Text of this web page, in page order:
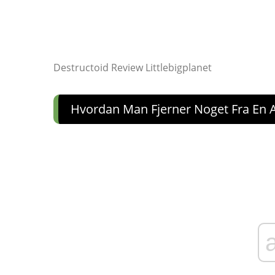
Destructoid Review Littlebigplanet
Hvordan Man Fjerner Noget Fra En